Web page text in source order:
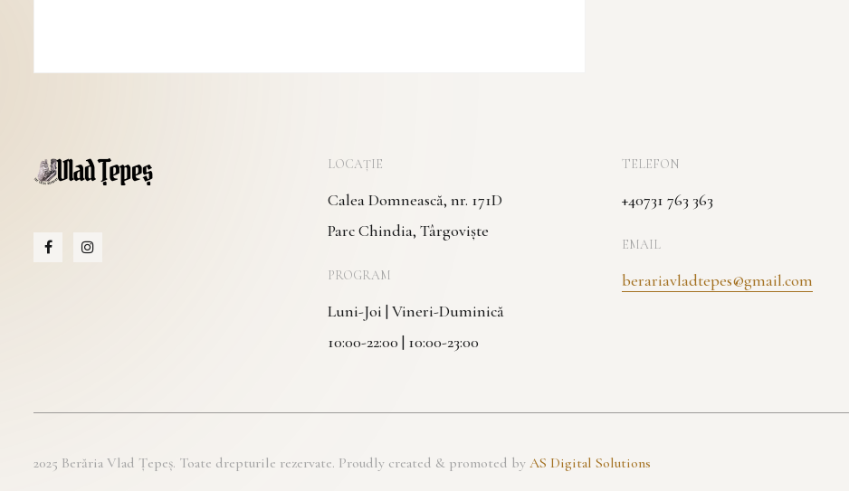
LOCAȚIE
Calea Domnească, nr. 171D
Parc Chindia, Târgoviște
PROGRAM
Luni-Joi | Vineri-Duminică
10:00-22:00 | 10:00-23:00
TELEFON
+40731 763 363
EMAIL
berariavladtepes@gmail.com
2025 Berăria Vlad Țepeș. Toate drepturile rezervate. Proudly created & promoted by AS Digital Solutions